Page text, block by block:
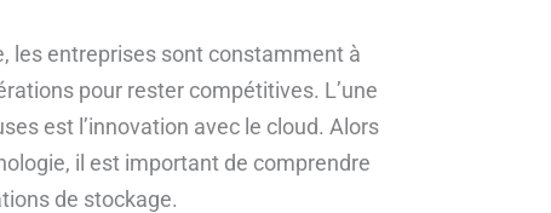
les entreprises sont constamment à
pour rester compétitives. L’une
est l’innovation avec le cloud. Alors
il est important de comprendre
de stockage.